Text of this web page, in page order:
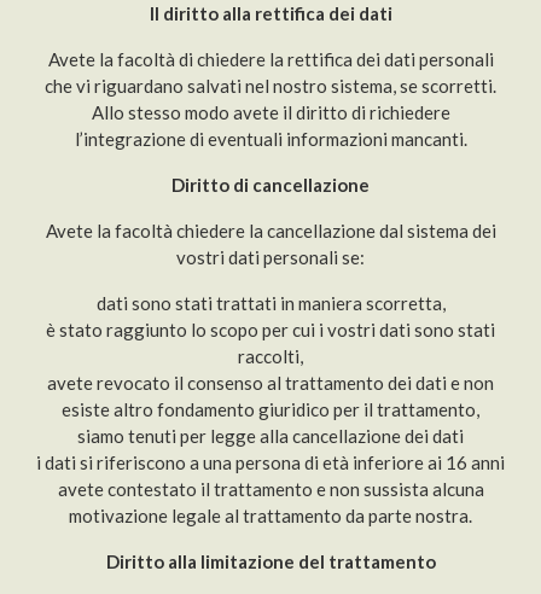
Il diritto alla rettifica dei dati
Avete la facoltà di chiedere la rettifica dei dati personali
che vi riguardano salvati nel nostro sistema, se scorretti.
Allo stesso modo avete il diritto di richiedere
l’integrazione di eventuali informazioni mancanti.
Diritto di cancellazione
Avete la facoltà chiedere la cancellazione dal sistema dei
vostri dati personali se:
dati sono stati trattati in maniera scorretta,
è stato raggiunto lo scopo per cui i vostri dati sono stati
raccolti,
avete revocato il consenso al trattamento dei dati e non
esiste altro fondamento giuridico per il trattamento,
siamo tenuti per legge alla cancellazione dei dati
i dati si riferiscono a una persona di età inferiore ai 16 anni
avete contestato il trattamento e non sussista alcuna
motivazione legale al trattamento da parte nostra.
Diritto alla limitazione del trattamento